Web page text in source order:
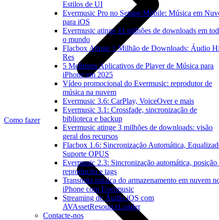
Estilos de UI
Evermusic Pro no Setapp Mobile: Música em
para iOS
Evermusic atinge 11 milhões de downloads em
o mundo
Flacbox Atinge 1 Milhão de Downloads: Áudio
Res
5 Melhores Aplicativos de Player de Música para
iPhone em 2025
Vídeo promocional do Evermusic: reprodutor de
música na nuvem
Evermusic 3.6: CarPlay, VoiceOver e mais
Evermusic 3.1: Crossfade, sincronização de
biblioteca e backup
Evermusic atinge 3 milhões de downloads: visão
geral dos recursos
Flacbox 1.6: Sincronização Automática,
Suporte OPUS
Evermusic 2.3: Sincronização automática, posição
reprodução e tags
Transmita música do armazenamento em nuvem
iPhone com Evermusic
Streaming de Áudio iOS com
AVAssetResourceLoader
Contacte-nos
Como fazer